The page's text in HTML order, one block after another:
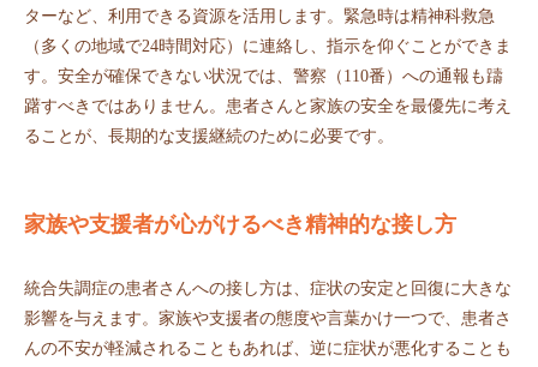
ターなど、利用できる資源を活用します。緊急時は精神科救急
（多くの地域で24時間対応）に連絡し、指示を仰ぐことができま
す。安全が確保できない状況では、警察（110番）への通報も躊
躇すべきではありません。患者さんと家族の安全を最優先に考え
ることが、長期的な支援継続のために必要です。
家族や支援者が心がけるべき精神的な接し方
統合失調症の患者さんへの接し方は、症状の安定と回復に大きな
影響を与えます。家族や支援者の態度や言葉かけ一つで、患者さ
んの不安が軽減されることもあれば、逆に症状が悪化することも